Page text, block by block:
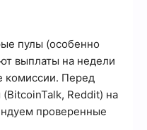
пулы (особенно
выплаты на недели
комиссии. Перед
Reddit) на
проверенные